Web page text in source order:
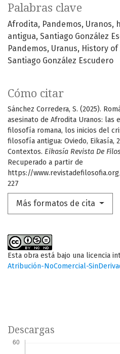
Palabras clave
Afrodita Pandemos Uranos
antigua Santiago González
Pandemos Uranus
History
Santiago González Escudero
Cómo citar
Sánchez Corredera, S. (2025).
asesinato de Afrodita Uranos: las
filosofía romana, los inicios del
filosofía antigua: Oviedo, Eikasía,
Contextos. Eikasía Revista De
Recuperado a partir de
https://
227
Más formatos de cita
Esta obra está bajo una licencia
Atribución-NoComercial-
Descargas